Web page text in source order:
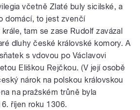
včetně Zlaté buly sicilské, a
domácí, to jest zvenčí
tam se zase Rudolf zavázal
dluhy české královské komory. A
s vdovou po Václavovi
Eliškou Rejčkou. (V její osobě
nárok na polskou královskou
na pražském trůně byla
říjen roku 1306.